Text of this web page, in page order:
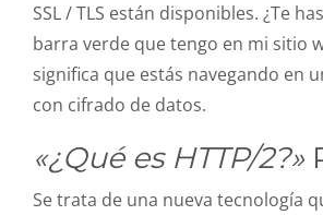
SSL / TLS están disponibles. ¿Te
barra verde que tengo en mi sitio
significa que estás navegando en
con cifrado de datos.
«¿Qué es HTTP/2?»
Se trata de una nueva tecnología